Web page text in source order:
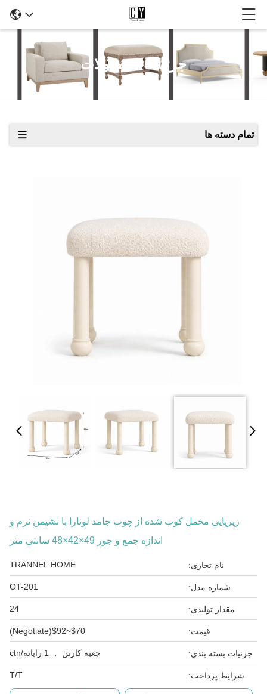
جزئیات محصولات
تمام دسته ها
زیرپایی مخمل کوب شده از چوب جامد لونارا با نشیمن نرم و
اندازه جمع و جور 49×42×48 سانتی متر
نام تجاری: TRANNEL HOME
شماره مدل: OT-201
مقدار تولیدی: 24
قیمت: $70~$92(Negotiate)
جزئیات بسته بندی: جعبه کارتن ， 1 رایانه/ctn
شرایط پرداخت: T/T